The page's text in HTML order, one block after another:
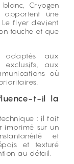
Cryogen
apportent une
flyer devient
touche et que
adaptés aux
exclusifs, aux
où
t-il la
: il fait
imprimé sur un
et
et texturé
au détail.